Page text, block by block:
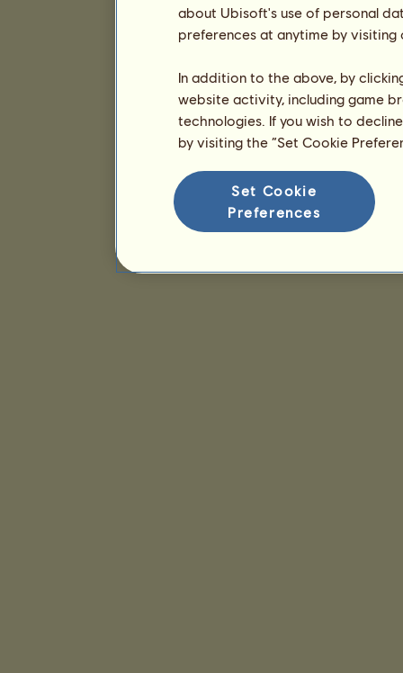
about Ubisoft's use of personal
preferences at anytime by
In addition to the above, by
website activity, including game
technologies. If you wish to
by visiting the “Set Cookie
Set Cookie
Preferences